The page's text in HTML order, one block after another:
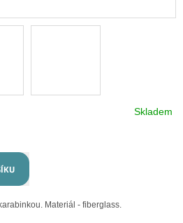
Skladem
Materiál - fiberglass.